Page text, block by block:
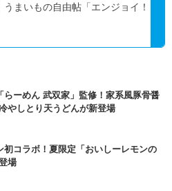
うまいもの自由帖「エンジョイ！
らーめん 武双家」監修！家系風豚骨醤
やしとり天うどんが新登場
初コラボ！夏限定「おいしーレモンの
場